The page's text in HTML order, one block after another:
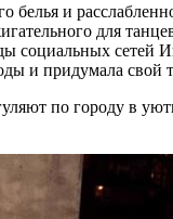
и
для
социальных
и придумала
по городу в